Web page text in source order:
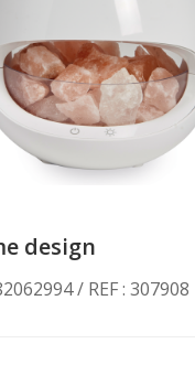
design
/ REF : 307908